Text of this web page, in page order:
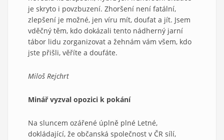
je skryto i povzbuzení. Zhoršení není fatální,
zlepšení je možné, jen víru mít, doufat a jít. Jsem
vděčný těm, kdo dokázali tento nádherný jarní
tábor lidu zorganizovat a žehnám vám všem, kdo
jste přišli, věříte a doufáte.
Miloš Rejchrt
Minář vyzval opozici k pokání
Na sluncem ozářené úplně plné Letné,
dokládající, že občanská společnost v ČR sílí,